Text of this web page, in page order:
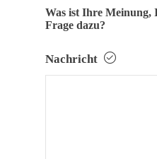
Was ist Ihre
Frage dazu?
Nachricht